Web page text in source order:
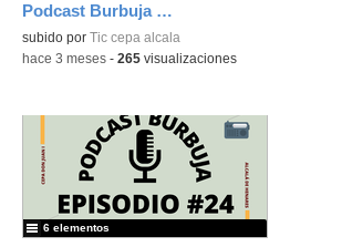
Podcast Burbuja Episodio #25
subido por Tic cepa alcala
-hace 3 meses - 265 visualizaciones
6 elementos